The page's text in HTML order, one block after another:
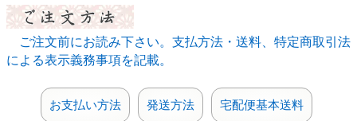
ご注文前にお読み下さい。支払方法・送料、特定商取引法
による表示義務事項を記載。
お支払い方法 発送方法 宅配便基本送料